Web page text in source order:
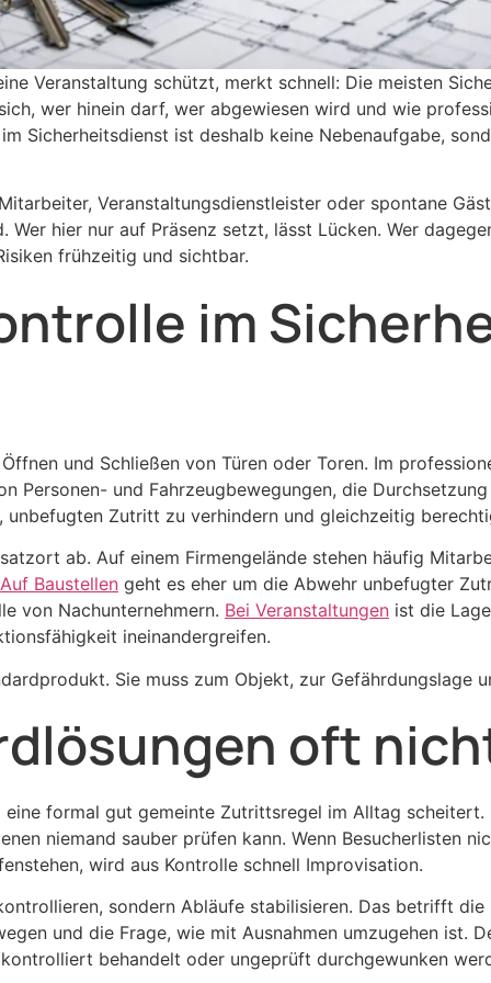
Veranstaltung schützt, merkt schnell: Die meisten
wer hinein darf, wer abgewiesen wird und wie
Sicherheitsdienst ist deshalb keine Nebenaufgabe,
Veranstaltungsdienstleister oder spontane
hier nur auf Präsenz setzt, lässt Lücken. Wer
frühzeitig und sichtbar.
im
und Schließen von Türen oder Toren. Im
Personen- und Fahrzeugbewegungen, die
unbefugten Zutritt zu verhindern und gleichzeitig
ab. Auf einem Firmengelände stehen häufig
Auf Baustellen geht es eher um die Abwehr unbefugter
von Nachunternehmern. Bei Veranstaltungen ist die
ineinandergreifen.
Sie muss zum Objekt, zur Gefährdungslage
oft
formal gut gemeinte Zutrittsregel im Alltag
niemand sauber prüfen kann. Wenn Besucherlisten
wird aus Kontrolle schnell Improvisation.
sondern Abläufe stabilisieren. Das betrifft
und die Frage, wie mit Ausnahmen umzugehen ist.
behandelt oder ungeprüft durchgewunken